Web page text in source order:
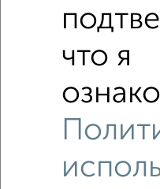
Средняя цена район
Это предложение
Похожие
что я